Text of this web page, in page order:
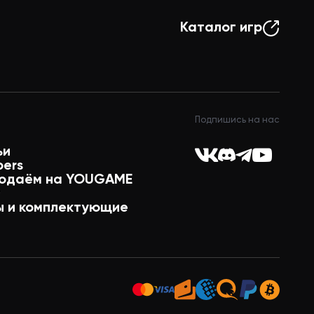
Каталог игр
на YOUGAME
и комплектующие
Подпишись на нас